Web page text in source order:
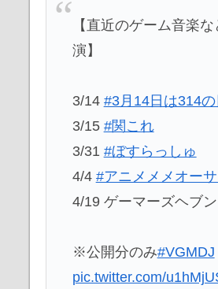
【直近のゲーム音楽
演】
3/14 #3月14日は314の
3/15 #関これ
3/31 #ぼすらっしゅ
4/4 #アニメメメオー
4/19 ゲーマーズヘブン
※公開分のみ#VGMDJ
pic.twitter.com/